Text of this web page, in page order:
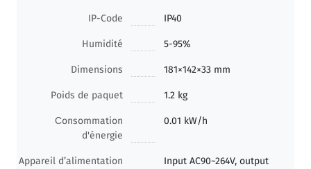
IP-Code IP40
Humidité 5-95%
Dimensions 181×142×33 mm
Poids de paquet 1.2 kg
Сonsommation
d'énergie
0.01 kW/h
Appareil d’alimentation
Input AC90~264V, output